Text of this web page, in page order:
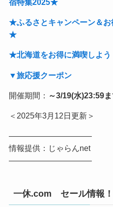
宿特集2025★
★ふるさとキャンペーン＆お
★
★北海道をお得に満喫しよ
▼旅応援クーポン
開催期間： ～3/19(水)23:59
＜2025年3月12日更新＞
——————————–
情報提供：じゃらんnet
——————————–
一休.com セール情報！